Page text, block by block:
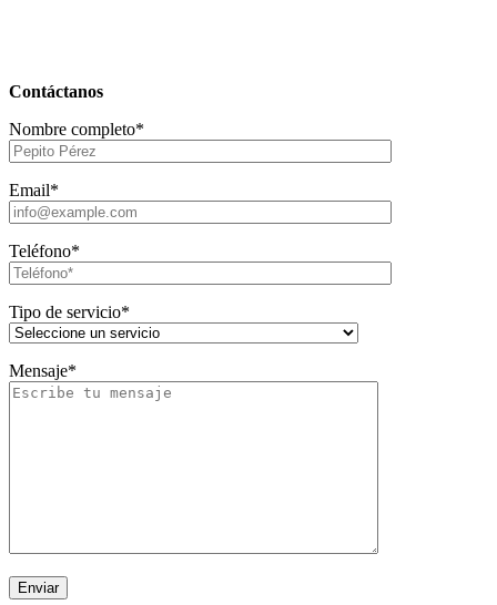
Contáctanos
Nombre completo*
Email*
Teléfono*
Tipo de servicio*
Mensaje*